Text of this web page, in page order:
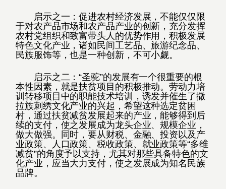
启示之一：促进农村经济发展，不能仅仅限
于对农产品市场和农产品产业的创新，充分发挥
农村党组织和致富带头人的优势作用，积极发展
特色文化产业，诸如民间工艺品、旅游纪念品、
民族服饰等，也是一种创新，不可小觑。
启示之二：“圣驼”的发展有一个很重要的根
本性因素，就是扶贫项目的积极推动。劳动力培
训转移项目中的职能技术培训，诱发并催生了撒
拉族刺绣文化产业的兴起，希望这种选定贫困
村，通过扶贫减贫发展起来的产业，能够得到后
续的支付，使之发展成为龙头企业、规模企业，
做大做强。同时，要从财税、金融、投资以及产
业政策、人口政策、税收政策、就业政策等“多维
减贫”的角度予以支持，尤其对那些具备特色的文
化产业，应当大力支付，使之发展成为知名民族
品牌。